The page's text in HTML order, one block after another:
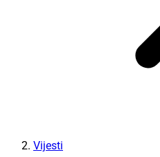
Vijesti